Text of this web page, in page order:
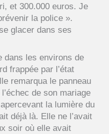
et 300.000 euros. Je
la police ».
glacer dans ses
dans les environs de
frappée par l’état
remarqua le panneau
de son mariage
la lumière du
déjà là. Elle ne l’avait
soir où elle avait